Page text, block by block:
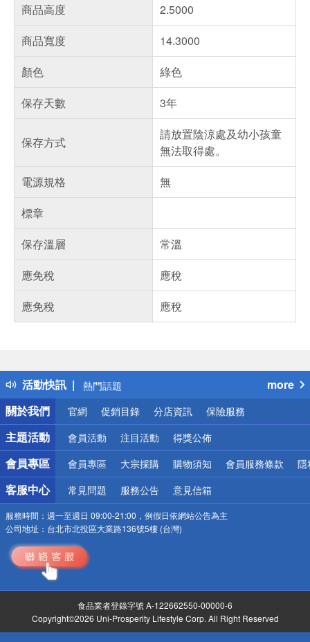
商品高度
2.5000
商品寬度
14.3000
顏色
綠色
保存天數
3年
保存方式
請放置陰涼處及幼小孩童
無法取得處。
電源規格
無
標章
保存溫層
常溫
應免稅
應稅
應免稅
應稅
活動快訊
得獎公告
熱門話題
銀行優惠
偏遠地區配送
詐騙網頁！請小心！
more
關於我們
官網 促銷目錄 分店資訊 保險服務
主題活動 會員活動 注目活動 得獎公佈
會員專區 會員專區 大宗採購 購物須知 會員服務條款 隱
客服中心 常見問題 服務公告 意見信箱
服務時間： 週一至週日 09:00-21:00，例假日依網站公告為主
公司地址： 台北市北投區大業路136號5樓 (台灣)
食品業者登錄字號 A-122662550-00000-6
Copyright©2026 Uni-Prosperity Lifestyle Corp. All Right Reserved